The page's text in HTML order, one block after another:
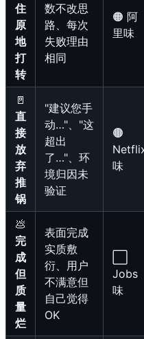
住
原
地
打
转
数不改思
路、每次
失败理由
相同
🟠 阿
里味
🚪
直
接
放
弃
推
锅
"建议您手
动…"、"这
超出
了…"、环
境归因未
验证
🟤
味
💩
完
成
但
质
量
烂
表面完成
实质敷
衍、用户
不满意但
自己觉得
OK
Jobs
味